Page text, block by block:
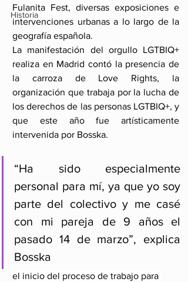
Historia
Fulanita Fest, diversas exposiciones e
intervenciones urbanas a lo largo de la
geografía española.
La manifestación del orgullo LGTBIQ+
realiza en Madrid contó la presencia de
la carroza de Love Rights, la
organización que trabaja por la lucha de
los derechos de las personas LGTBIQ+, y
que este año fue artísticamente
intervenida por Bosska.
“Ha sido especialmente
personal para mí, ya que yo soy
parte del colectivo y me casé
con mi pareja de 9 años el
pasado 14 de marzo”, explica
Bosska
el inicio del proceso de trabajo para